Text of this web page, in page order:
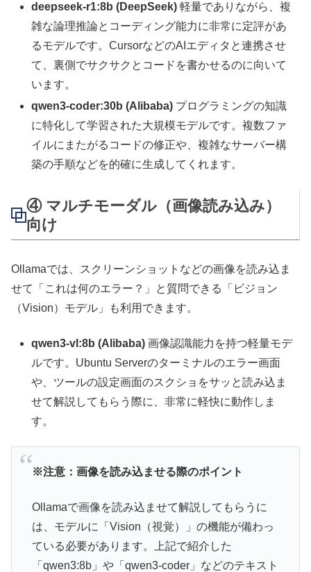
deepseek-r1:8b (DeepSeek) 軽量でありながら、複
雑な論理推論とコーディング能力に非常に定評があ
るモデルです。CursorなどのAIエディタと連携させ
て、裏側でサクサクとコードを書かせるのに向いて
います。
qwen3-coder:30b (Alibaba) プログラミングの知識
に特化して学習された大規模モデルです。複数ファ
イルにまたがるコードの修正や、複雑なサーバー構
築の手順などを的確に生成してくれます。
④ マルチモーダル（画像読み込み）
向け
Ollamaでは、スクリーンショットなどの画像を読み込ま
せて「これは何のエラー？」と質問できる「ビジョン
（Vision）モデル」も利用できます。
qwen3-vl:8b (Alibaba) 画像認識能力を持つ軽量モデ
ルです。Ubuntu Serverのターミナルのエラー画面
や、ツールの設定画面のスクショをサッと読み込ま
せて解説してもらう際に、非常に軽快に動作しま
す。
※注意：画像を読み込ませる際のポイント
Ollamaで画像を読み込ませて解説してもらうに
は、モデルに「Vision（視覚）」の機能が備わっ
ている必要があります。上記で紹介した
「qwen3:8b」や「qwen3-coder」などのテキスト